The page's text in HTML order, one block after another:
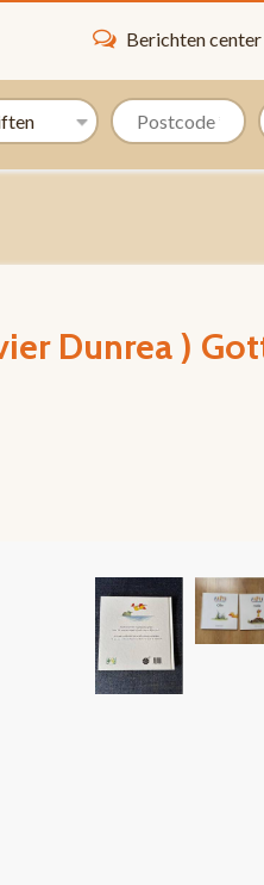
Berichten center
Dunrea )